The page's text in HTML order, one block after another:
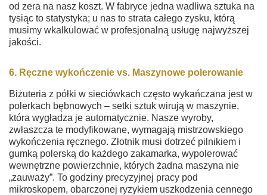
od zera na nasz koszt. W fabryce jedna wadliwa sztuka na
tysiąc to statystyka; u nas to strata całego zysku, którą
musimy wkalkulować w profesjonalną usługę najwyższej
jakości.
6. Ręczne wykończenie vs. Maszynowe polerowanie
Biżuteria z półki w sieciówkach często wykańczana jest w
polerkach bębnowych – setki sztuk wirują w maszynie,
która wygładza je automatycznie. Nasze wyroby,
zwłaszcza te modyfikowane, wymagają mistrzowskiego
wykończenia ręcznego. Złotnik musi dotrzeć pilnikiem i
gumką polerską do każdego zakamarka, wypolerować
wewnętrzne powierzchnie, których żadna maszyna nie
„zauważy”. To godziny precyzyjnej pracy pod
mikroskopem, obarczonej ryzykiem uszkodzenia cennego